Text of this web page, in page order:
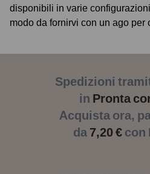
disponibili in varie
modo da fornirvi con un ago per
Spedizioni
in Pronta
Acquista ora,
da 7,20 € con